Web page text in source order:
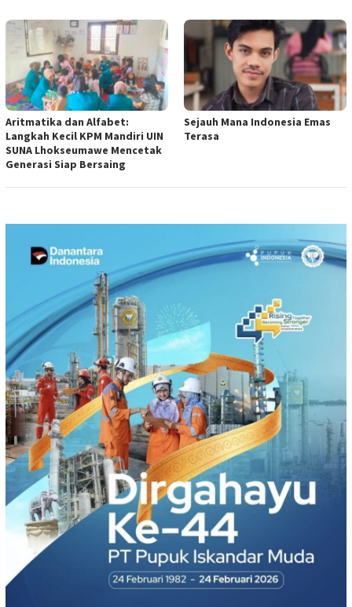
Aritmatika dan Alfabet:
Langkah Kecil KPM Mandiri UIN
SUNA Lhokseumawe Mencetak
Generasi Siap Bersaing
Sejauh Mana Indonesia Emas
Terasa